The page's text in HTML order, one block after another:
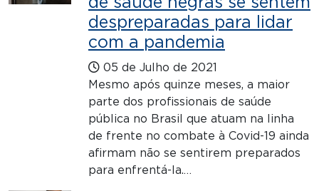
despreparadas para lidar
com a pandemia
05 de Julho de 2021
Mesmo após quinze meses, a maior
parte dos profissionais de saúde
pública no Brasil que atuam na linha
de frente no combate à Covid-19 ainda
afirmam não se sentirem preparados
para enfrentá-la.…